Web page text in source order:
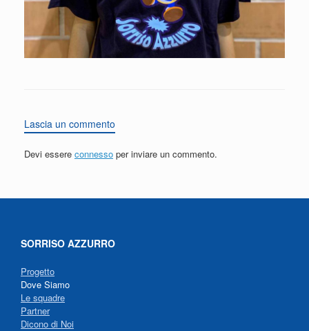
Lascia un commento
Devi essere connesso per inviare un commento.
SORRISO AZZURRO
Progetto
Dove Siamo
Le squadre
Partner
Dicono di Noi